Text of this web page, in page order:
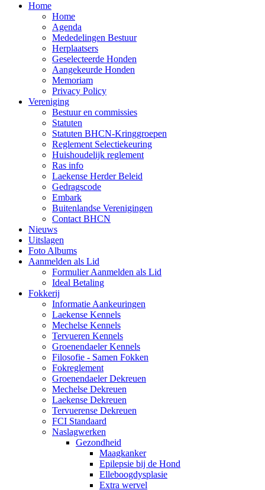
Home
Home
Agenda
Mededelingen Bestuur
Herplaatsers
Geselecteerde Honden
Aangekeurde Honden
Memoriam
Privacy Policy
Vereniging
Bestuur en commissies
Statuten
Statuten BHCN-Kringgroepen
Reglement Selectiekeuring
Huishoudelijk reglement
Ras info
Laekense Herder Beleid
Gedragscode
Embark
Buitenlandse Verenigingen
Contact BHCN
Nieuws
Uitslagen
Foto Albums
Aanmelden als Lid
Formulier Aanmelden als Lid
Ideal Betaling
Fokkerij
Informatie Aankeuringen
Laekense Kennels
Mechelse Kennels
Tervueren Kennels
Groenendaeler Kennels
Filosofie - Samen Fokken
Fokreglement
Groenendaeler Dekreuen
Mechelse Dekreuen
Laekense Dekreuen
Tervuerense Dekreuen
FCI Standaard
Naslagwerken
Gezondheid
Maagkanker
Epilepsie bij de Hond
Elleboogdysplasie
Extra wervel